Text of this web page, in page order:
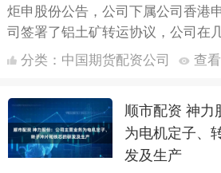
炬申股份公告，公司下属公司香港
司签署了铝土矿转运协议，公司在
从港口码头至锚地的铝土矿驳运与
签订合同价....
分类： 中国期货配资公司 查看
顺市配资 神力
为电机定子、
发及生产